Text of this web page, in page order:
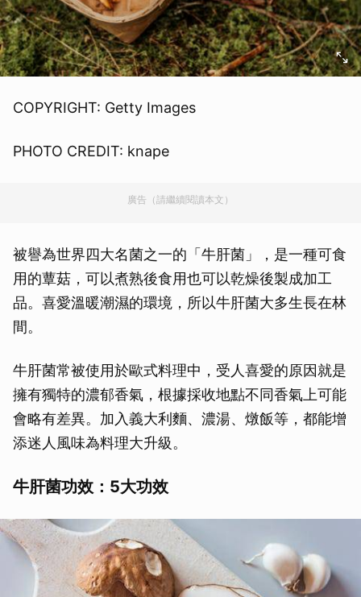
COPYRIGHT: Getty Images
PHOTO CREDIT: knape
廣告（請繼續閱讀本文）
被譽為世界四大名菌之一的「牛肝菌」，是一種可食
用的蕈菇，可以煮熟後食用也可以乾燥後製成加工
品。喜愛溫暖潮濕的環境，所以牛肝菌大多生長在林
間。
牛肝菌常被使用於歐式料理中，受人喜愛的原因就是
擁有獨特的濃郁香氣，根據採收地點不同香氣上可能
會略有差異。加入義大利麵、濃湯、燉飯等，都能增
添迷人風味為料理大升級。
牛肝菌功效：5大功效